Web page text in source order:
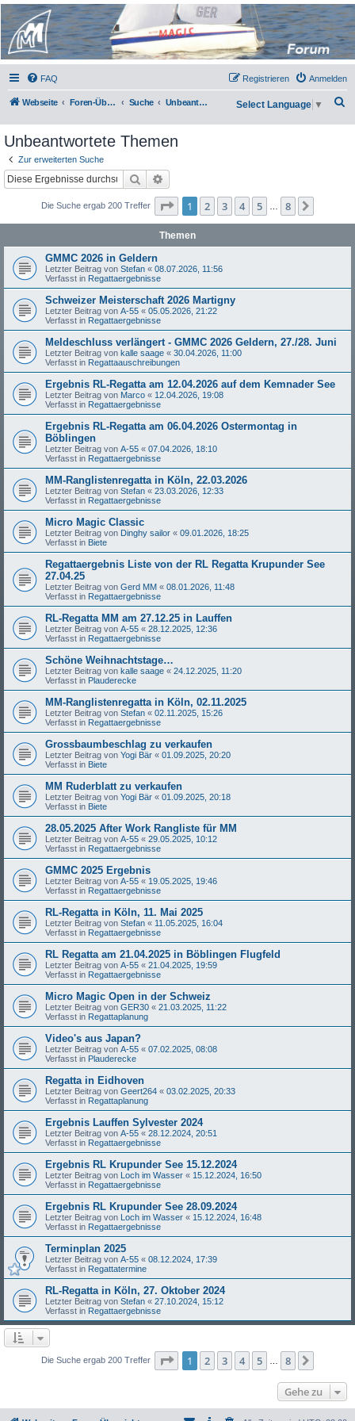
Micro Magic Forum
Deutschland
FAQ Anmelden
Registrieren
Webseite Foren-Übersicht Suche Unbeantwortete Themen Select Language ▼
Unbeantwortete Themen
Zur erweiterten Suche
Suche
Die Suche ergab 200 Treffer Seite 1von
1 2 3 4 5 8
Themen
GMMC 2026 in Geldern
Letzter Beitrag von Stefan « 08.07.2026, 11:56
Verfasst in Regattaergebnisse
Schweizer Meisterschaft 2026 Martigny
Letzter Beitrag von A-55 « 05.05.2026, 21:22
Verfasst in Regattaergebnisse
Meldeschluss verlängert - GMMC 2026 Geldern, 27./28. Juni
Letzter Beitrag von kalle saage « 30.04.2026, 11:00
Verfasst in Regattaauschreibungen
Ergebnis RL-Regatta am 12.04.2026 auf dem Kemnader See
Letzter Beitrag von Marco « 12.04.2026, 19:08
Verfasst in Regattaergebnisse
Ergebnis RL-Regatta am 06.04.2026 Ostermontag in
Böblingen
Letzter Beitrag von A-55 « 07.04.2026, 18:10
Verfasst in Regattaergebnisse
MM-Ranglistenregatta in Köln, 22.03.2026
Letzter Beitrag von Stefan « 23.03.2026, 12:33
Verfasst in Regattaergebnisse
Micro Magic Classic
Letzter Beitrag von Dinghy sailor « 09.01.2026, 18:25
Verfasst in Biete
Regattaergebnis Liste von der RL Regatta Krupunder See
27.04.25
Letzter Beitrag von Gerd MM « 08.01.2026, 11:48
Verfasst in Regattaergebnisse
RL-Regatta MM am 27.12.25 in Lauffen
Letzter Beitrag von A-55 « 28.12.2025, 12:36
Verfasst in Regattaergebnisse
Schöne Weihnachtstage…
Letzter Beitrag von kalle saage « 24.12.2025, 11:20
Verfasst in Plauderecke
MM-Ranglistenregatta in Köln, 02.11.2025
Letzter Beitrag von Stefan « 02.11.2025, 15:26
Verfasst in Regattaergebnisse
Grossbaumbeschlag zu verkaufen
Letzter Beitrag von Yogi Bär « 01.09.2025, 20:20
Verfasst in Biete
MM Ruderblatt zu verkaufen
Letzter Beitrag von Yogi Bär « 01.09.2025, 20:18
Verfasst in Biete
28.05.2025 After Work Rangliste für MM
Letzter Beitrag von A-55 « 29.05.2025, 10:12
Verfasst in Regattaergebnisse
GMMC 2025 Ergebnis
Letzter Beitrag von A-55 « 19.05.2025, 19:46
Verfasst in Regattaergebnisse
RL-Regatta in Köln, 11. Mai 2025
Letzter Beitrag von Stefan « 11.05.2025, 16:04
Verfasst in Regattaergebnisse
RL Regatta am 21.04.2025 in Böblingen Flugfeld
Letzter Beitrag von A-55 « 21.04.2025, 19:59
Verfasst in Regattaergebnisse
Micro Magic Open in der Schweiz
Letzter Beitrag von GER30 « 21.03.2025, 11:22
Verfasst in Regattaplanung
Video's aus Japan?
Letzter Beitrag von A-55 « 07.02.2025, 08:08
Verfasst in Plauderecke
Regatta in Eidhoven
Letzter Beitrag von Geert264 « 03.02.2025, 20:33
Verfasst in Regattaplanung
Ergebnis Lauffen Sylvester 2024
Letzter Beitrag von A-55 « 28.12.2024, 20:51
Verfasst in Regattaergebnisse
Ergebnis RL Krupunder See 15.12.2024
Letzter Beitrag von Loch im Wasser « 15.12.2024, 16:50
Verfasst in Regattaergebnisse
Ergebnis RL Krupunder See 28.09.2024
Letzter Beitrag von Loch im Wasser « 15.12.2024, 16:48
Verfasst in Regattaergebnisse
Terminplan 2025
Letzter Beitrag von A-55 « 08.12.2024, 17:39
Verfasst in Regattatermine
RL-Regatta in Köln, 27. Oktober 2024
Letzter Beitrag von Stefan « 27.10.2024, 15:12
Verfasst in Regattaergebnisse
Die Suche ergab 200 Treffer Seite 1von
1 2 3 4 5 8
Gehe zu